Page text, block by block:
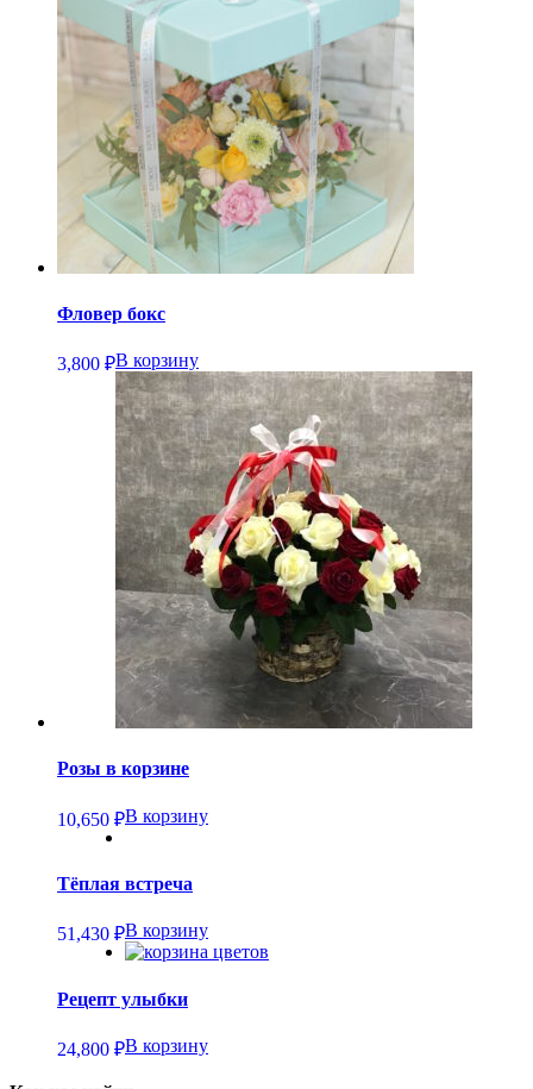
Фловер бокс
3,800 ₽В корзину
Розы в корзине
10,650 ₽В корзину
Тёплая встреча
51,430 ₽В корзину
Рецепт улыбки
24,800 ₽В корзину